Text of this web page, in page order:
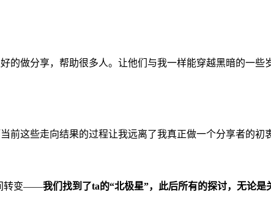
的做分享，帮助很多人。让他们与我一样能穿越黑暗的一些
前这些走向结果的过程让我远离了我真正做一个分享者的初
转变——我们找到了ta的“北极星”，此后所有的探讨，无论是